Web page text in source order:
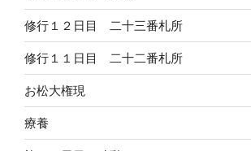
修行１２日目 二十三番札所
修行１１日目 二十二番札所
お松大権現
療養